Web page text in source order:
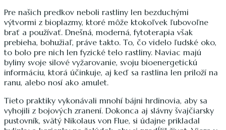
Pre našich predkov neboli rastliny len bezduchými
výtvormi z bioplazmy, ktoré môže ktokoľvek ľubovoľne
brať a používať. Dnešná, moderná, fytoterapia však
prebieha, bohužiaľ, práve takto. To, čo videlo ľudské oko,
to bolo pre nich len fyzické telo rastliny. Naviac majú
byliny svoje silové vyžarovanie, svoju bioenergetickú
informáciu, ktorá účinkuje, aj keď sa rastlina len priloží na
ranu, alebo nosí ako amulet.
Tieto praktiky vykonávali mnohí bájni hrdinovia, aby sa
vyhojili z bojových zranení. Dokonca aj slávny švajčiarsky
pustovník, svätý Nikolaus von Flue, si údajne prikladal